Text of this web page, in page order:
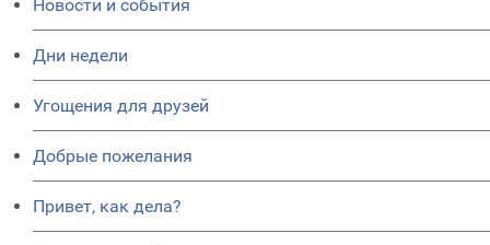
Новости и события
Дни недели
Угощения для друзей
Добрые пожелания
Привет, как дела?